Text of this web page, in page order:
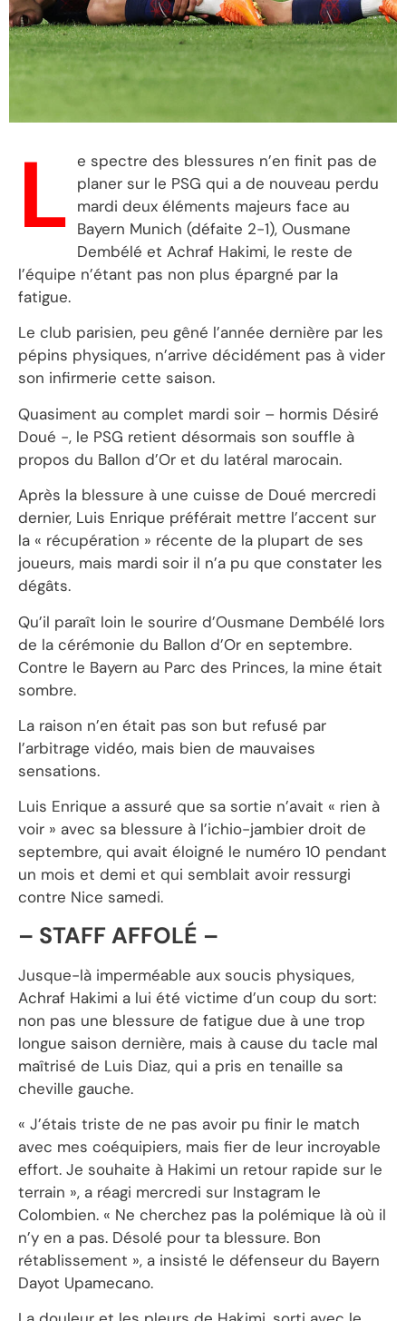
L e spectre des blessures n’en finit pas de
planer sur le PSG qui a de nouveau perdu
mardi deux éléments majeurs face au
Bayern Munich (défaite 2-1), Ousmane
Dembélé et Achraf Hakimi, le reste de
l’équipe n’étant pas non plus épargné par la
fatigue.
Le club parisien, peu gêné l’année dernière par les
pépins physiques, n’arrive décidément pas à vider
son infirmerie cette saison.
Quasiment au complet mardi soir – hormis Désiré
Doué -, le PSG retient désormais son souffle à
propos du Ballon d’Or et du latéral marocain.
Après la blessure à une cuisse de Doué mercredi
dernier, Luis Enrique préférait mettre l’accent sur
la « récupération » récente de la plupart de ses
joueurs, mais mardi soir il n’a pu que constater les
dégâts.
Qu’il paraît loin le sourire d’Ousmane Dembélé lors
de la cérémonie du Ballon d’Or en septembre.
Contre le Bayern au Parc des Princes, la mine était
sombre.
La raison n’en était pas son but refusé par
l’arbitrage vidéo, mais bien de mauvaises
sensations.
Luis Enrique a assuré que sa sortie n’avait « rien à
voir » avec sa blessure à l’ichio-jambier droit de
septembre, qui avait éloigné le numéro 10 pendant
un mois et demi et qui semblait avoir ressurgi
contre Nice samedi.
– STAFF AFFOLÉ –
Jusque-là imperméable aux soucis physiques,
Achraf Hakimi a lui été victime d’un coup du sort:
non pas une blessure de fatigue due à une trop
longue saison dernière, mais à cause du tacle mal
maîtrisé de Luis Diaz, qui a pris en tenaille sa
cheville gauche.
« J’étais triste de ne pas avoir pu finir le match
avec mes coéquipiers, mais fier de leur incroyable
effort. Je souhaite à Hakimi un retour rapide sur le
terrain », a réagi mercredi sur Instagram le
Colombien. « Ne cherchez pas la polémique là où il
n’y en a pas. Désolé pour ta blessure. Bon
rétablissement », a insisté le défenseur du Bayern
Dayot Upamecano.